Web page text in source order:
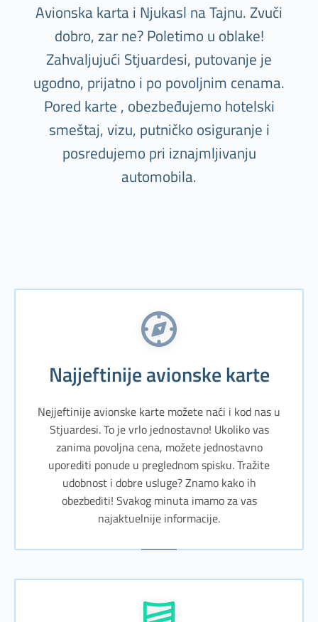
Avionska karta i Njukasl na Tajnu. Zvuči
dobro, zar ne? Poletimo u oblake!
Zahvaljujući Stjuardesi, putovanje je
ugodno, prijatno i po povoljnim cenama.
Pored karte , obezbeđujemo hotelski
smeštaj, vizu, putničko osiguranje i
posredujemo pri iznajmljivanju
automobila.
Najjeftinije avionske karte
Nejjeftinije avionske karte možete naći i kod nas u
Stjuardesi. To je vrlo jednostavno! Ukoliko vas
zanima povoljna cena, možete jednostavno
uporediti ponude u preglednom spisku. Tražite
udobnost i dobre usluge? Znamo kako ih
obezbediti! Svakog minuta imamo za vas
najaktuelnije informacije.